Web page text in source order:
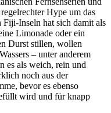
Hype um das
Fiji-Inseln hat sich damit als
Limonade oder ein
Durst stillen, wollen
– unter anderem
es als weich, rein und
noch aus der
bevor es ebenso
wird und für knapp